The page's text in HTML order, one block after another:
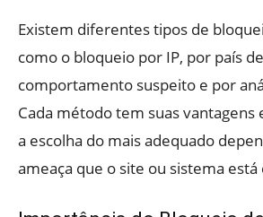
Existem diferentes tipos de
como o bloqueio por IP, por país
comportamento suspeito e por
Cada método tem suas vantagens
a escolha do mais adequado
ameaça que o site ou sistema